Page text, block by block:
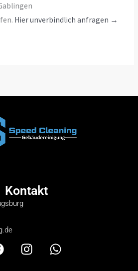
Hier unverbindlich anfragen →
Kontakt
I
n
W
h